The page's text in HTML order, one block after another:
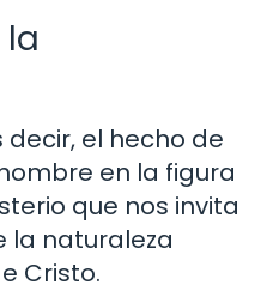
la
decir, el hecho de
en la figura
que nos invita
la naturaleza
Cristo.